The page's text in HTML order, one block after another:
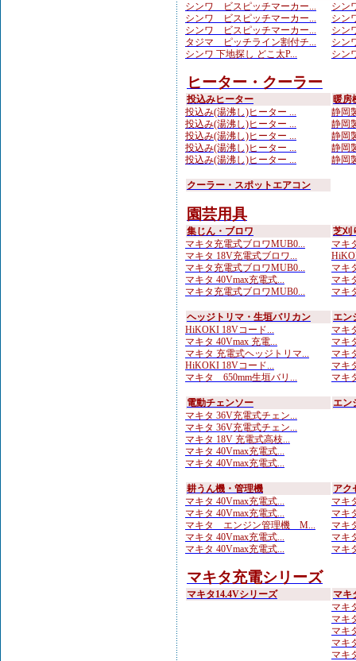
シンワ ビスピッチマーカー...
シンワ ビスピッチマーカー...
シンワ ビスピッチマーカー...
タジマ ピッチライン割付チ...
シンワ 下地探し どこ太P...
シン
シン
シン
シン
シン
ヒーター・クーラー
投込みヒーター
投込み(湯沸し)ヒーター ...
投込み(湯沸し)ヒーター ...
投込み(湯沸し)ヒーター ...
投込み(湯沸し)ヒーター ...
投込み(湯沸し)ヒーター ...
暖房
静岡
静岡
静岡
静岡
静岡
クーラー・スポットエアコン
園芸用具
集じん・ブロワ
マキタ充電式ブロワMUB0...
マキタ 18V充電式ブロワ...
マキタ充電式ブロワMUB0...
マキタ 40Vmax充電式...
マキタ充電式ブロワMUB0...
芝刈
マキ
マキ
マキ
マキ
ヘッジトリマ・生垣バリカン
HiKOKI 18Vコード...
マキタ 40Vmax 充電...
マキタ 充電式ヘッジトリマ...
HiKOKI 18Vコード...
マキタ 650mm生垣バリ...
エン
マキ
マキ
マキ
マキ
マキ
電動チェンソー
マキタ 36V充電式チェン...
マキタ 36V充電式チェン...
マキタ 18V 充電式高枝...
マキタ 40Vmax充電式...
マキタ 40Vmax充電式...
エン
耕うん機・管理機
マキタ 40Vmax充電式...
マキタ 40Vmax充電式...
マキタ エンジン管理機 M...
マキタ 40Vmax充電式...
マキタ 40Vmax充電式...
アク
マキ
マキ
マキ
マキ
マキ
マキタ充電シリーズ
マキタ14.4Vシリーズ
マキ
マキ
マキ
マキ
マキ
マキ